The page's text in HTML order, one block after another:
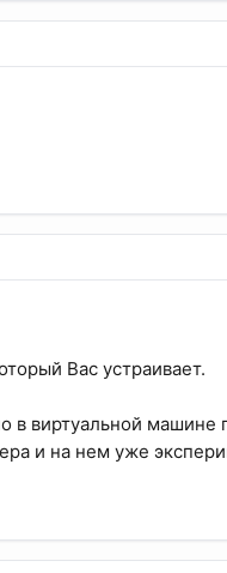
Вас устраивает.
виртуальной машине
и на нем уже